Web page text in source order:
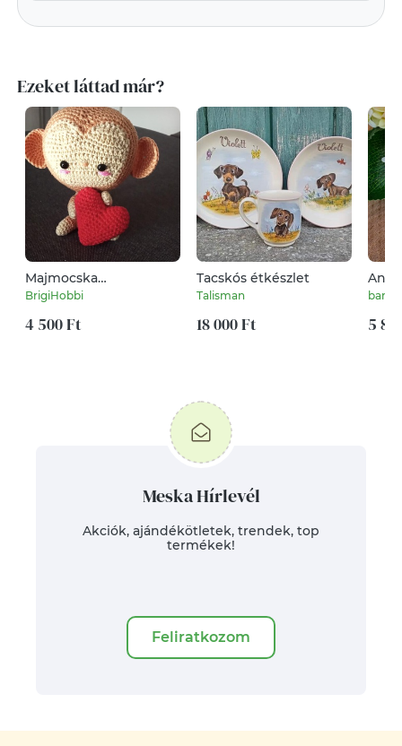
Ezeket láttad már?
Majmocska
világosbarna
szivecskével
BrigiHobbi
4 500 Ft
Tacskós étkészlet
Talisman
18 000 Ft 5
Meska Hírlevél
Akciók, ajándékötletek, trendek, top
termékek!
Feliratkozom